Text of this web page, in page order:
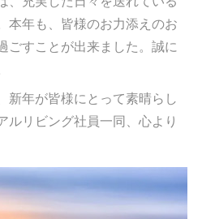
本年も、皆様のお力添えのお
ごすことが出来ました。誠に
新年が皆様にとって素晴らし
ルリビング社員一同、心より